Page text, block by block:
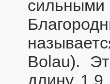
сильными
Bolau).
длину